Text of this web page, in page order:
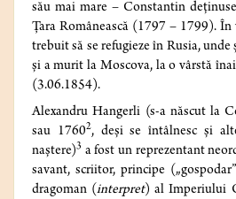
său mai mare – Constantin
Țara Românească (1797 – 1799).
trebuit să se refugieze în Rusia,
și a murit la Moscova, la o vârstă
(3.06.1854).
Alexandru Hangerli (s-a născut la
sau 17602, deși se întâlnesc și
naștere)3 a fost un reprezentant
savant, scriitor, principe
dragoman (interpret) al Imperiului